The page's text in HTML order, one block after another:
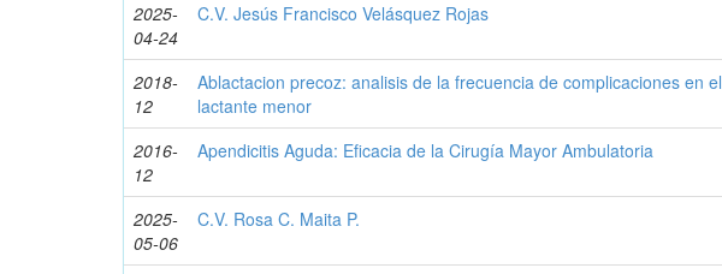
2025-
04-24
C.V. Jesús Francisco Velásquez Rojas
2018-
12
Ablactacion precoz: analisis de la frecuencia de complicaciones en el
lactante menor
2016-
12
Apendicitis Aguda: Eficacia de la Cirugía Mayor Ambulatoria
2025-
05-06
C.V. Rosa C. Maita P.